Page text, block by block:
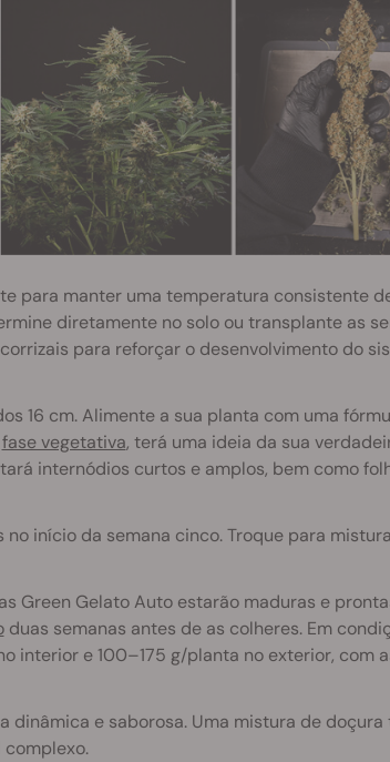
para manter uma temperatura consistente
diretamente no solo ou transplante as
para reforçar o desenvolvimento do
16 cm. Alimente a sua planta com uma
fase vegetativa, terá uma ideia da sua
internódios curtos e amplos, bem como
início da semana cinco. Troque para
Green Gelato Auto estarão maduras e
duas semanas antes de as colheres. Em
interior e 100–175 g/planta no exterior, com
dinâmica e saborosa. Uma mistura de doçura